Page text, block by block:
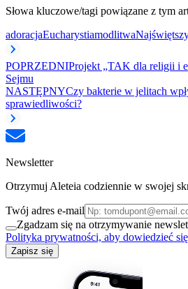
Słowa kluczowe/tagi powiązane z tym
adoracjaEucharystiamodlitwa
POPRZEDNIProjekt „TAK dla religii i
Sejmu
NASTĘPNYCzy bakterie w jelitach
sprawiedliwości?
Newsletter
Otrzymuj Aleteia codziennie w swojej
Twój adres e-mail
Zgadzam się na otrzymywanie
Polityka prywatności, aby dowiedzieć
Zapisz się